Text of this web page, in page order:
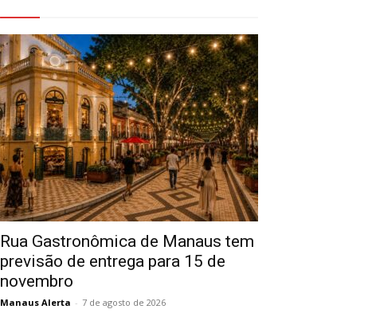
Rua Gastronômica de Manaus tem
previsão de entrega para 15 de
novembro
Manaus Alerta - 7 de agosto de 2026